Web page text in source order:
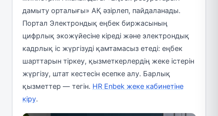
дамыту орталығы» АҚ әзірлеп, пайдаланады.
Портал Электрондық еңбек биржасының
цифрлық экожүйесіне кіреді және электрондық
кадрлық іс жүргізуді қамтамасыз етеді: еңбек
шарттарын тіркеу, қызметкерлердің жеке істерін
жүргізу, штат кестесін есепке алу. Барлық
қызметтер — тегін. HR Enbek жеке кабинетіне
кіру.